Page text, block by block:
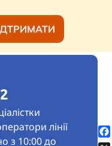
лінії
з 10:00 до